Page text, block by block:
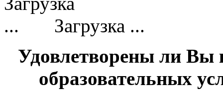
Загрузка ...
Удовлетворены ли Вы
образовательных